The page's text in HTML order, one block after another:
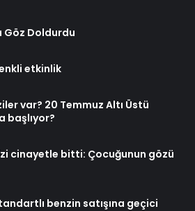
Göz Doldurdu
etkinlik
var? 20 Temmuz Altı Üstü
başlıyor?
cinayetle bitti: Çocuğunun gözü
benzin satışına geçici